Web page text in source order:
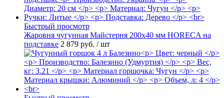
Быстрый просмотр
Жаровня чугунная Майстерня 200х40 мм HORECA на
подставке 2 879 руб. / шт